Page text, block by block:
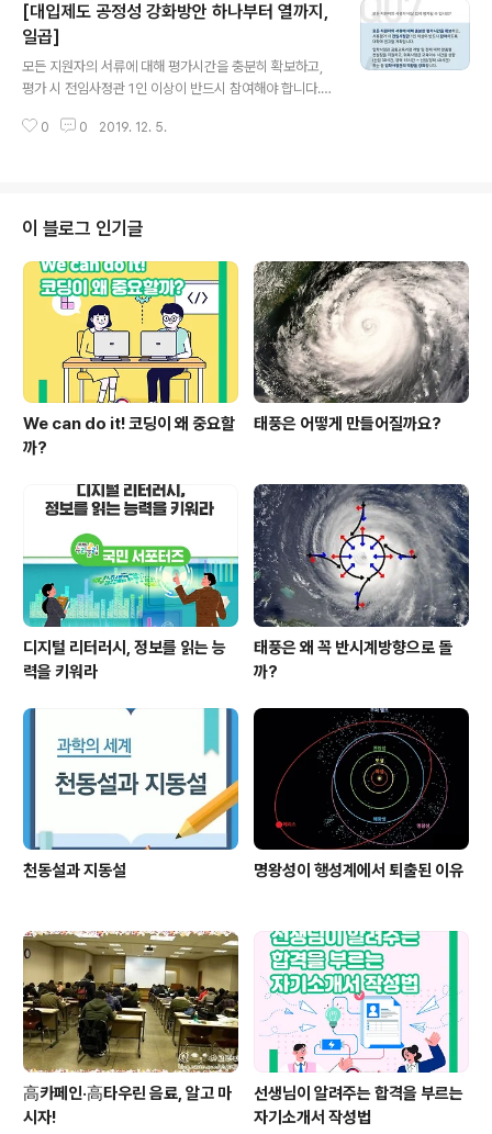
[대입제도 공정성 강화방안 하나부터 열까지,
일곱]
모든 지원자의 서류에 대해 평가시간을 충분히 확보하고,
평가 시 전임사정관 1인 이상이 반드시 참여해야 합니다. ​
제도 #대입공정성강화 #서류평가 #전임사정관 #입학사
0 0 2019. 12. 5.
이 블로그 인기글
We can do it! 코딩이 왜 중요할
까?
태풍은 어떻게 만들어질까요?
디지털 리터러시, 정보를 읽는 능
력을 키워라
태풍은 왜 꼭 반시계방향으로 돌
까?
천동설과 지동설 명왕성이 행성계에서 퇴출된 이유
高카페인·高타우린 음료, 알고 마
시자!
선생님이 알려주는 합격을 부르는
자기소개서 작성법